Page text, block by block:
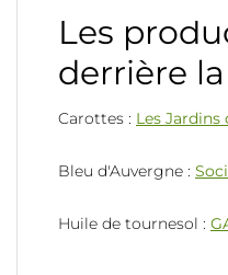
Les
derrière
Carottes : Les Jardins
Bleu d'Auvergne :
Huile de tournesol :